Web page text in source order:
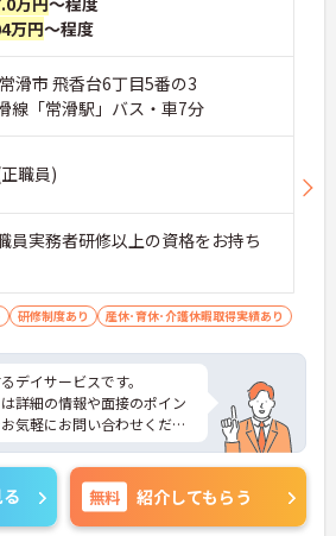
万円～程度
滑市 飛香台6丁目5番の3
線「常滑駅」バス・車7分
職員)
員実務者研修以上の資格をお持ち
研修制度あり 産休･育休･介護休暇取得実績あり
デイサービスです。
詳細の情報や面接のポイン
気軽にお問い合わせくださ
無料 紹介してもらう